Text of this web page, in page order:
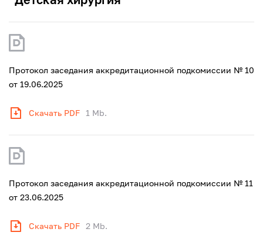
Протокол заседания аккредитационной подкомиссии № 10
от 19.06.2025
Скачать PDF 1 Mb.
Протокол заседания аккредитационной подкомиссии № 11
от 23.06.2025
Скачать PDF 2 Mb.